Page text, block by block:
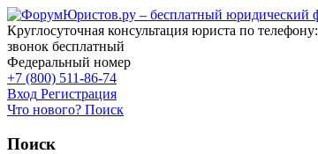
Круглосуточная консультация юриста по телефону:
звонок бесплатный
Федеральный номер
+7 (800) 511-86-74
Вход Регистрация
Что нового? Поиск
Поиск